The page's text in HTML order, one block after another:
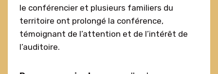
le conférencier et plusieurs familiers du
territoire ont prolongé la conférence,
témoignant de l’attention et de l’intérêt de
l’auditoire.